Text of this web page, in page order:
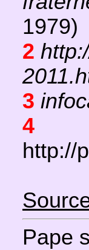
1979)
2
3
4
http://
Pape